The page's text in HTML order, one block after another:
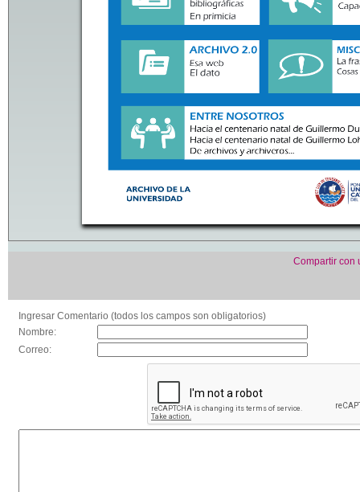
Compartir con
Ingresar Comentario (todos los campos son obligatorios)
Nombre:
Correo: